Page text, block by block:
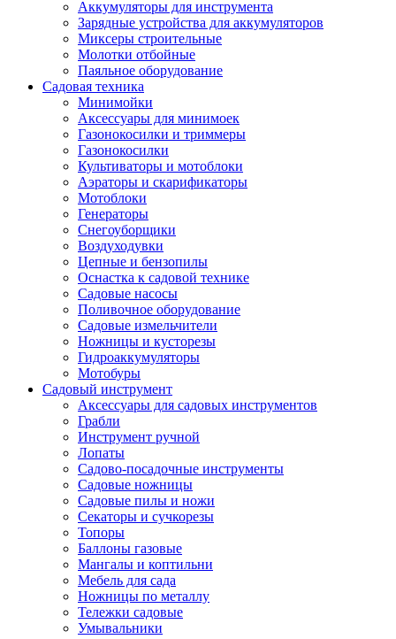
Автомобильный инструмент
Автохимия
Аккумуляторы, зарядные устройства,
Домкраты
Компрессоры и манометры
Разветвители и адаптеры прикуривателя
Термохолодильники
Шумоизоляция
Щетки стеклоочистителей
Прочие аксессуары для автомобилей
Велосипеды и самокаты
Электротранспорт
Радиоуправляемые модели
Аксессуары для велосипедов
аксессуары для радиоуправляемых моделей
Расходные материалы
Бумага разная
Бумага для офисной техники
Бумага для профессиональной печати
Фотобумага
Наклейки
Термобумага
Бумага для факса
Пленка для печати
Пленка для ламинирования
Материалы для заправки
Чернила и заправки
Фотобарабаны
Оригинальные расходные материалы
Для лазерных устройств печати
Матричные картриджи
Опции
Струйные картриджи
Термопленки
Картриджи лазерные, тонер-картриджи
Лазерные оригинальные
Аккумуляторы для инструмента
Зарядные устройства для аккумуляторов
Миксеры строительные
Молотки отбойные
Паяльное оборудование
Садовая техника
Минимойки
Аксессуары для минимоек
Газонокосилки и триммеры
Газонокосилки
Культиваторы и мотоблоки
Аэраторы и скарификаторы
Мотоблоки
Генераторы
Снегоуборщики
Воздуходувки
Цепные и бензопилы
Оснастка к садовой технике
Садовые насосы
Поливочное оборудование
Садовые измельчители
Ножницы и кусторезы
Гидроаккумуляторы
Мотобуры
Садовый инструмент
Аксессуары для садовых инструментов
Грабли
Инструмент ручной
Лопаты
Садово-посадочные инструменты
Садовые ножницы
Садовые пилы и ножи
Секаторы и сучкорезы
Топоры
Баллоны газовые
Мангалы и коптильни
Мебель для сада
Ножницы по металлу
Тележки садовые
Умывальники